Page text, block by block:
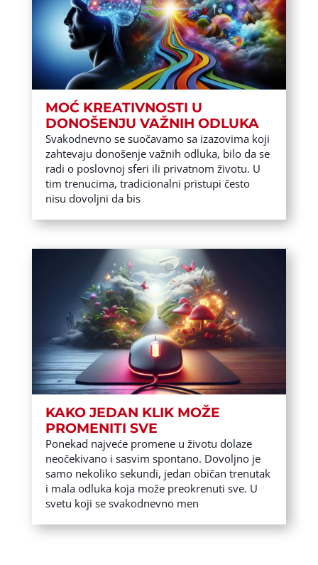
MOĆ KREATIVNOSTI U
DONOŠENJU VAŽNIH ODLUKA
Svakodnevno se suočavamo sa izazovima koji
zahtevaju donošenje važnih odluka, bilo da se
radi o poslovnoj sferi ili privatnom životu. U
tim trenucima, tradicionalni pristupi često
nisu dovoljni da bis
KAKO JEDAN KLIK MOŽE
PROMENITI SVE
Ponekad najveće promene u životu dolaze
neočekivano i sasvim spontano. Dovoljno je
samo nekoliko sekundi, jedan običan trenutak
i mala odluka koja može preokrenuti sve. U
svetu koji se svakodnevno men